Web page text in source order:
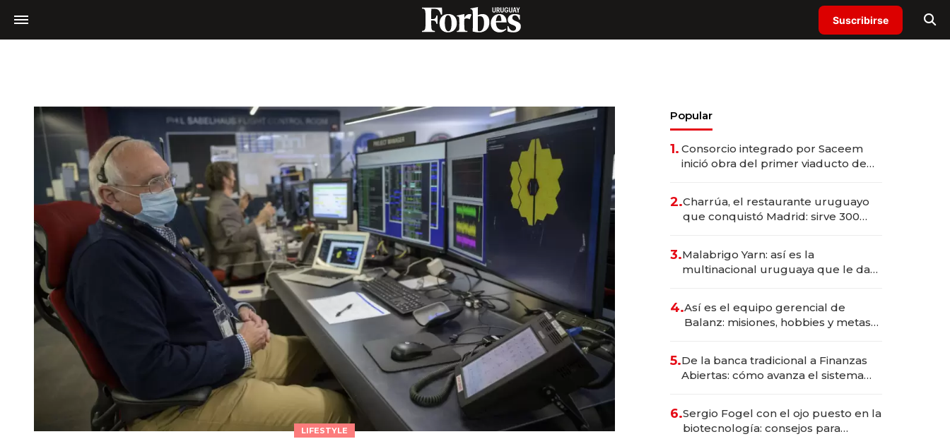
Suscribirse
LIFESTYLE
Popular
1. Consorcio integrado por Saceem
inició obra del primer viaducto de
millones
2.Charrúa, el restaurante uruguayo
que conquistó Madrid: sirve 300
prepara apertura
3.Malabrigo Yarn: así es la
multinacional uruguaya que le da
4.Así es el equipo gerencial de
Balanz: misiones, hobbies y metas
5.De la banca tradicional a Finanzas
Abiertas: cómo avanza el sistema
6.Sergio Fogel con el ojo puesto en la
biotecnología: consejos para